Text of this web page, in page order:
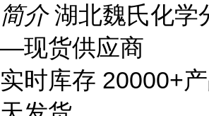
简介 湖北魏氏化学
—现货供应商
实时库存 20000+